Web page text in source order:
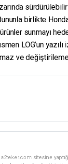
birlikte
sunmayı
LOG’un
ve
sitesine